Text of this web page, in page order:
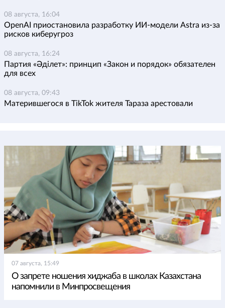
08 августа, 16:04
OpenAI приостановила разработку ИИ-модели Astra из-за
рисков киберугроз
08 августа, 16:24
Партия «Әділет»: принцип «Закон и порядок» обязателен
для всех
08 августа, 09:43
Матерившегося в TikTok жителя Тараза арестовали
07 августа, 15:49
О запрете ношения хиджаба в школах Казахстана
напомнили в Минпросвещения